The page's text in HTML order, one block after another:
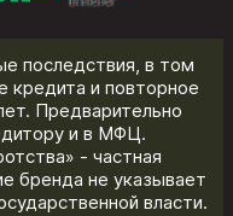
последствия, в том
кредита и повторное
Предварительно
и в МФЦ.
- частная
бренда не указывает
власти.